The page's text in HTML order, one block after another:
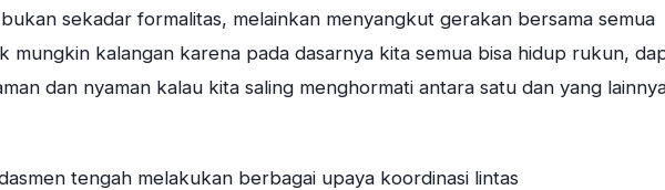
sekadar formalitas, melainkan menyangkut gerakan bersama semua
mungkin kalangan karena pada dasarnya kita semua bisa hidup rukun,
dan nyaman kalau kita saling menghormati antara satu dan yang
tengah melakukan berbagai upaya koordinasi lintas